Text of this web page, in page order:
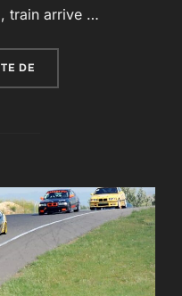
train arrive …
DE